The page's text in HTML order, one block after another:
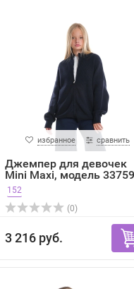
избранное сравнить
Джемпер для девочек
Mini Maxi, модель
152
(0)
3 216 руб.